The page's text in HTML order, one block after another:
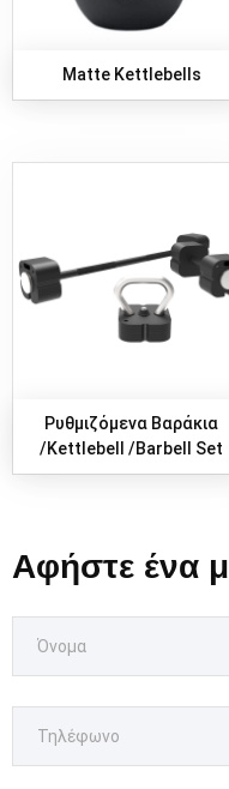
Matte Kettlebells
Ρυθμιζόμενα Βαράκια
/Kettlebell /Barbell Set
Αφήστε ένα